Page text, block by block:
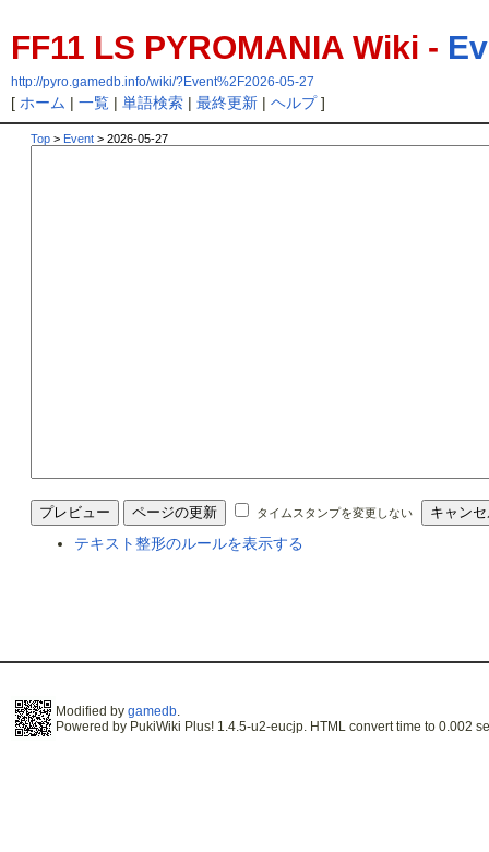
FF11 LS PYROMANIA Wiki -
http://pyro.gamedb.info/wiki/?Event%2F2026-05-27
[ ホーム | 一覧| 単語検索| 最終更新| ヘルプ]
Top > Event > 2026-05-27
タイムスタンプを変更しない
テキスト整形のルールを表示する
Modified by gamedb.
Powered by PukiWiki Plus! 1.4.5-u2-eucjp. HTML convert time to 0.002